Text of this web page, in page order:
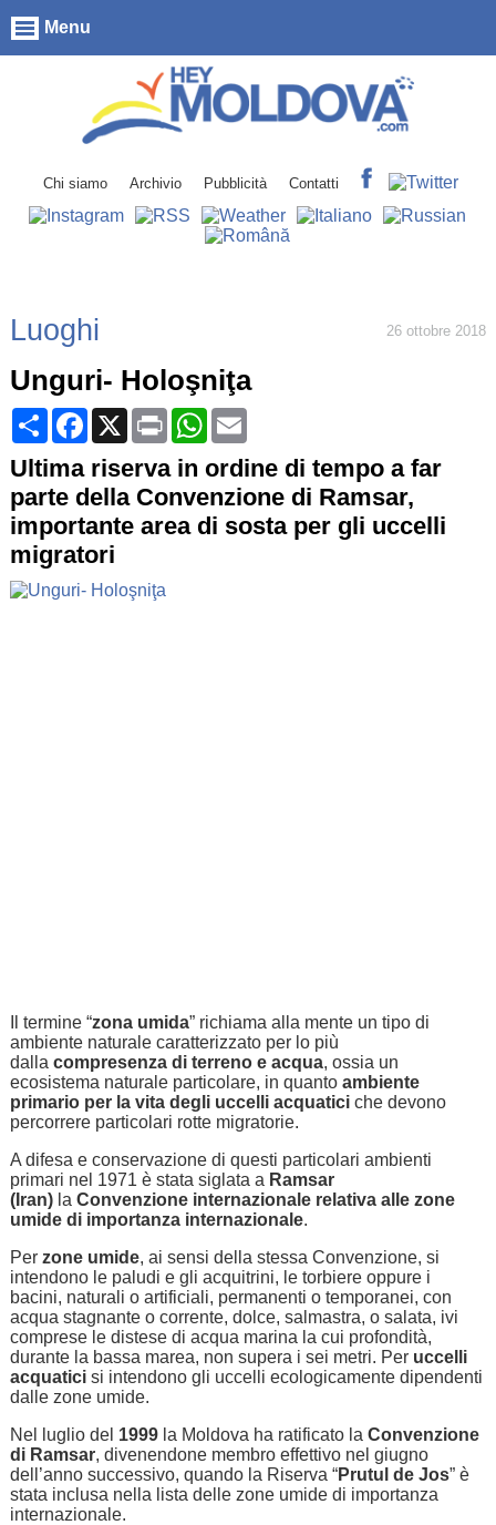
Chi siamo Archivio Pubblicità Contatti
Menu
Luoghi 26 ottobre 2018
Unguri- Holoşniţa
ShareFacebook
X Print WhatsApp
Email
Ultima riserva in ordine di tempo a far
parte della Convenzione di Ramsar,
importante area di sosta per gli uccelli
migratori
Il termine “zona umida” richiama alla mente un tipo di
ambiente naturale caratterizzato per lo più
dalla compresenza di terreno e acqua, ossia un
ecosistema naturale particolare, in quanto ambiente
primario per la vita degli uccelli acquatici che devono
percorrere particolari rotte migratorie.
A difesa e conservazione di questi particolari ambienti
primari nel 1971 è stata siglata a Ramsar
(Iran)la Convenzione internazionale relativa alle zone
umide di importanza internazionale.
Per zone umide, ai sensi della stessa Convenzione, si
intendono le paludi e gli acquitrini, le torbiere oppure i
bacini, naturali o artificiali, permanenti o temporanei, con
acqua stagnante o corrente, dolce, salmastra, o salata, ivi
comprese le distese di acqua marina la cui profondità,
durante la bassa marea, non supera i sei metri. Per uccelli
acquaticisi intendono gli uccelli ecologicamente dipendenti
dalle zone umide.
Nel luglio del 1999la Moldova ha ratificato la Convenzione
di Ramsar, divenendone membro effettivo nel giugno
dell’anno successivo, quando la Riserva “Prutul de Jos” è
stata inclusa nella lista delle zone umide di importanza
internazionale.